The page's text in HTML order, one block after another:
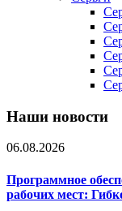
Наши новости
06.08.2026
Программное
рабочих мест: